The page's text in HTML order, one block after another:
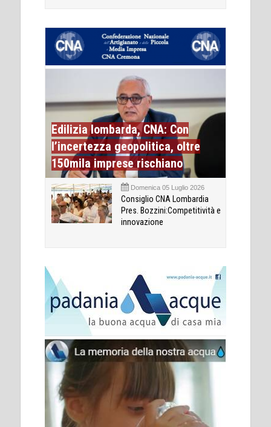
Edilizia lombarda, CNA: Con
l’incertezza geopolitica, oltre
150mila imprese rischiano
Domenica 05 Luglio 2026
Consiglio CNA Lombardia
Pres. Bozzini:Competitività e
innovazione